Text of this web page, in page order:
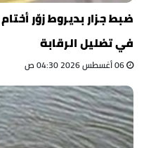
ضبط جزار بديروط زوّر
في تضليل الرقابة